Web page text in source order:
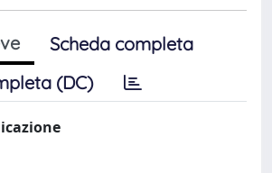
Scheda completa
(DC)